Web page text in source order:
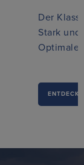
Der
Stark